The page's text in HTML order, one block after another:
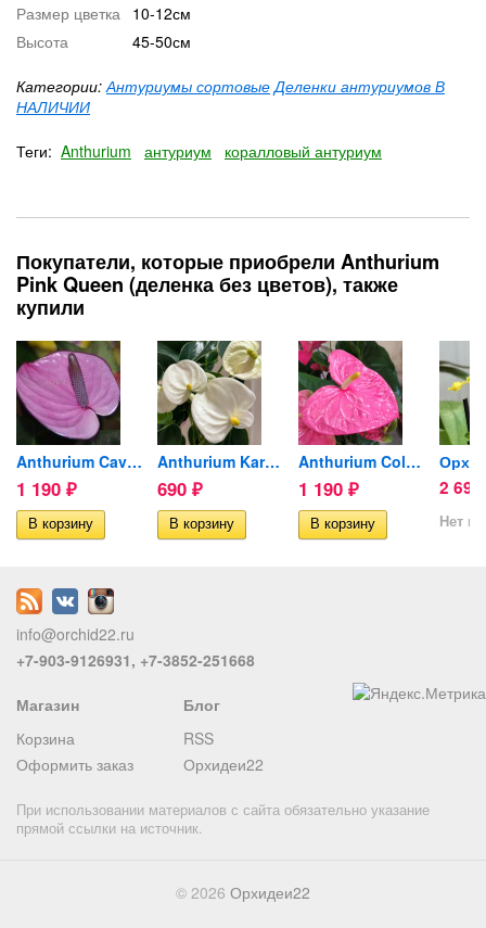
Размер цветка
10-12см
Высота
45-50см
Категории: Антуриумы сортовые Деленки антуриумов В
НАЛИЧИИ
Теги: Anthurium антуриум коралловый антуриум
Покупатели, которые приобрели Anthurium
Pink Queen (деленка без цветов), также
купили
Anthurium Cavalli Purple...
1 190 ₽
Anthurium Karma White...
690 ₽
Anthurium Colorado...
1 190 ₽ 2 690
Нет в
info@orchid22.ru
+7-903-9126931, +7-3852-251668
Магазин
Корзина
Оформить заказ
Блог
RSS
Орхидеи22
При использовании материалов с сайта обязательно указание
прямой ссылки на источник.
© 2026 Орхидеи22